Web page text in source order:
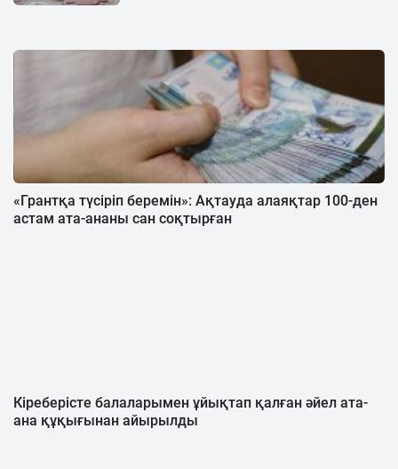
«Грантқа түсіріп беремін»: Ақтауда алаяқтар 100-ден
астам ата-ананы сан соқтырған
Кіреберісте балаларымен ұйықтап қалған әйел ата-
ана құқығынан айырылды